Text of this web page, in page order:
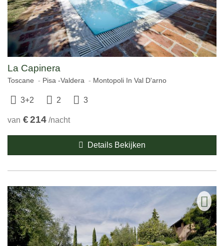
La Capinera
Toscane Pisa -Valdera Montopoli In Val D'arno
3+2 2 3
van €214 /nacht
Details Bekijken